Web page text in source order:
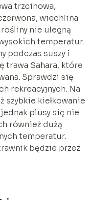
trzcinowa,
wiechlina
rośliny nie ulegną
temperatur.
podczas suszy i
trawa Sahara, które
Sprawdzi się
rekreacyjnych. Na
szybkie kiełkowanie
jednak plusy się nie
również dużą
temperatur.
będzie przez